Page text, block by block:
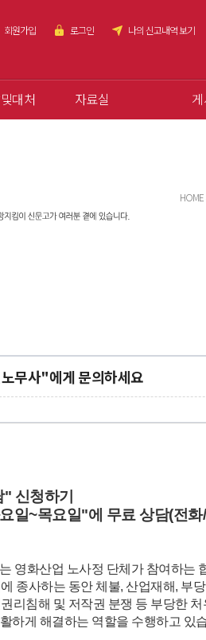
회원가입 로그인 나의 신고내역 보기
대처 자료실
무사"에게 문의하세요
신청하기
~목요일"에 무료 상담(전화
영화산업 노사정 단체가 참여하는
종사하는 동안 체불, 산업재해, 부
리침해 및 저작권 분쟁 등 부당한
하게 해결하는 역할을 수행하고 있